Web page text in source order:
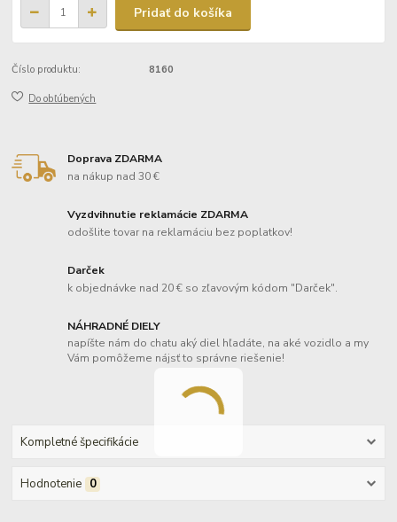
Pridať do košíka
Číslo produktu: 8160
Do obľúbených
Doprava ZDARMA
na nákup nad 30 €
Vyzdvihnutie reklamácie ZDARMA
odošlite tovar na reklamáciu bez poplatkov!
Darček
k objednávke nad 20 € so zľavovým kódom "Darček".
NÁHRADNÉ DIELY
napíšte nám do chatu aký diel hľadáte, na aké vozidlo a my
Vám pomôžeme nájsť to správne riešenie!
Kompletné špecifikácie
Hodnotenie 0